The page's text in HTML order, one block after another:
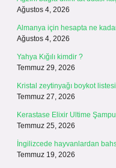
Ağustos 4, 2026
Almanya için hesapta ne
Ağustos 4, 2026
Yahya Kığılı kimdir ?
Temmuz 29, 2026
Kristal zeytinyağı boykot
Temmuz 27, 2026
Kerastase Elixir Ultime
Temmuz 25, 2026
İngilizcede hayvanlardan
Temmuz 19, 2026